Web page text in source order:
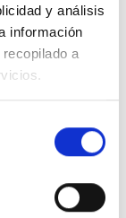
y análisis
información
a